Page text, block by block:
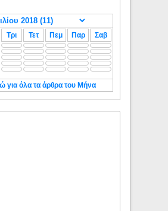
Τρι Τετ Πεμ Παρ Σαβ
για όλα τα άρθρα του Μήνα